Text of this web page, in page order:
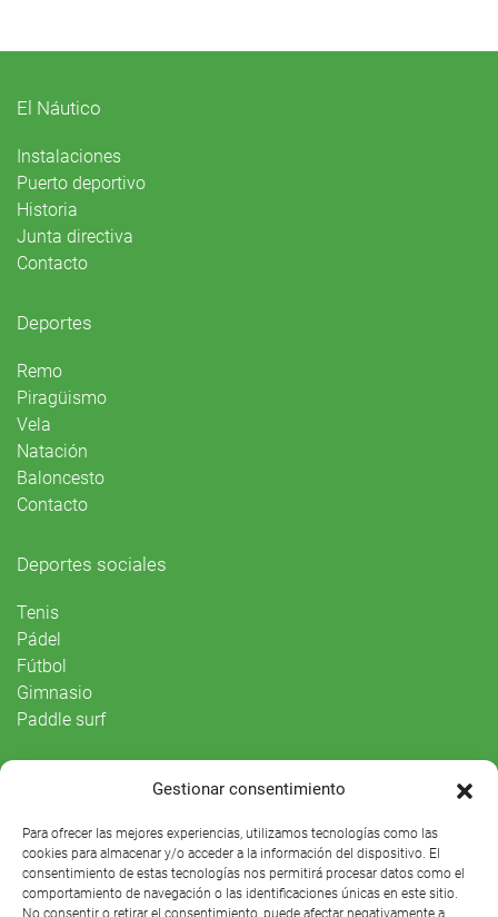
Gestionar consentimiento
Para ofrecer las mejores experiencias, utilizamos tecnologías como las
cookies para almacenar y/o acceder a la información del dispositivo. El
consentimiento de estas tecnologías nos permitirá procesar datos como el
comportamiento de navegación o las identificaciones únicas en este sitio.
No consentir o retirar el consentimiento, puede afectar negativamente a
El Náutico
Instalaciones
Puerto deportivo
Historia
Junta directiva
Contacto
Deportes
Remo
Piragüismo
Vela
Natación
Baloncesto
Contacto
Deportes sociales
Tenis
Pádel
Fútbol
Gimnasio
Paddle surf
Agenda